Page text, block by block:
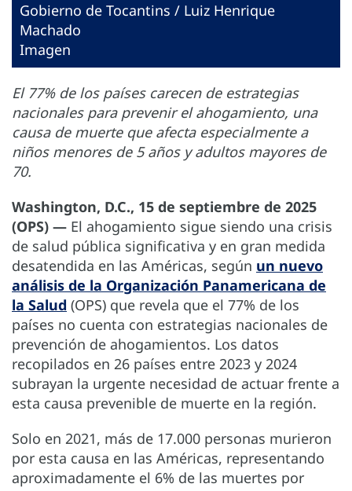
Gobierno de Tocantins / Luiz Henrique
Machado
Imagen
El 77% de los países carecen de estrategias
nacionales para prevenir el ahogamiento, una
causa de muerte que afecta especialmente a
niños menores de 5 años y adultos mayores de
70.
Washington, D.C., 15 de septiembre de 2025
(OPS) — El ahogamiento sigue siendo una crisis
de salud pública significativa y en gran medida
desatendida en las Américas, según un nuevo
análisis de la Organización Panamericana de
la Salud (OPS) que revela que el 77% de los
países no cuenta con estrategias nacionales de
prevención de ahogamientos. Los datos
recopilados en 26 países entre 2023 y 2024
subrayan la urgente necesidad de actuar frente a
esta causa prevenible de muerte en la región.
Solo en 2021, más de 17.000 personas murieron
por esta causa en las Américas, representando
aproximadamente el 6% de las muertes por